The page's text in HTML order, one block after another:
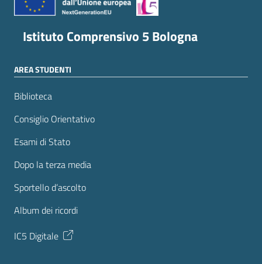
Istituto Comprensivo 5 Bologna
AREA STUDENTI
Biblioteca
Consiglio Orientativo
Esami di Stato
Dopo la terza media
Sportello d’ascolto
Album dei ricordi
IC5 Digitale